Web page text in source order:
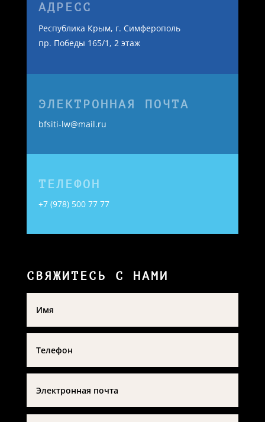
АДРЕСС
Республика Крым, г. Симферополь
пр. Победы 165/1, 2 этаж
ЭЛЕКТРОННАЯ ПОЧТА
bfsiti-lw@mail.ru
ТЕЛЕФОН
+7 (978) 500 77 77
СВЯЖИТЕСЬ С НАМИ